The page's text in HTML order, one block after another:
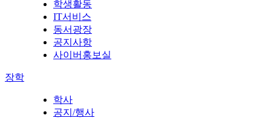
학생활동
IT서비스
동서광장
공지사항
사이버홍보실
장학
학사
공지/행사